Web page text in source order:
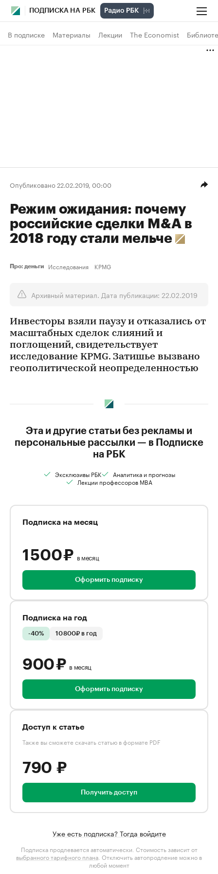
ПОДПИСКА НА РБК
В подписке Материалы Лекции The Economist
Опубликовано 22.02.2019, 00:00
Режим ожидания: почему
российские сделки M&A в
2018 году стали мельче
Про: деньги Исследования KPMG
Архивный материал. Дата публикации: 22.02.2019
Инвесторы взяли паузу и отказались от
масштабных сделок слияний и
поглощений, свидетельствует
исследование KPMG. Затишье вызвано
геополитической неопределенностью
Эта и другие статьи без рекламы и
персональные рассылки — в Подписке
на РБК
Эксклюзивы РБК
Аналитика и прогнозы
Лекции профессоров MBA
Подписка на месяц
1 500 ₽ в месяц
Оформить подписку
Подписка на год
-40% 10 800₽ в год
900 ₽ в месяц
Оформить подписку
Доступ к статье
Также вы сможете скачать статью в формате PDF
790 ₽
Получить доступ
Уже есть подписка? Тогда войдите
Подписка продлевается автоматически. Стоимость зависит от
выбранного тарифного плана . Отключить автопродление можно в
любой момент